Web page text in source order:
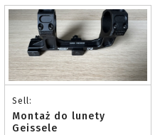
Sell:
Montaż do lunety
Geissele